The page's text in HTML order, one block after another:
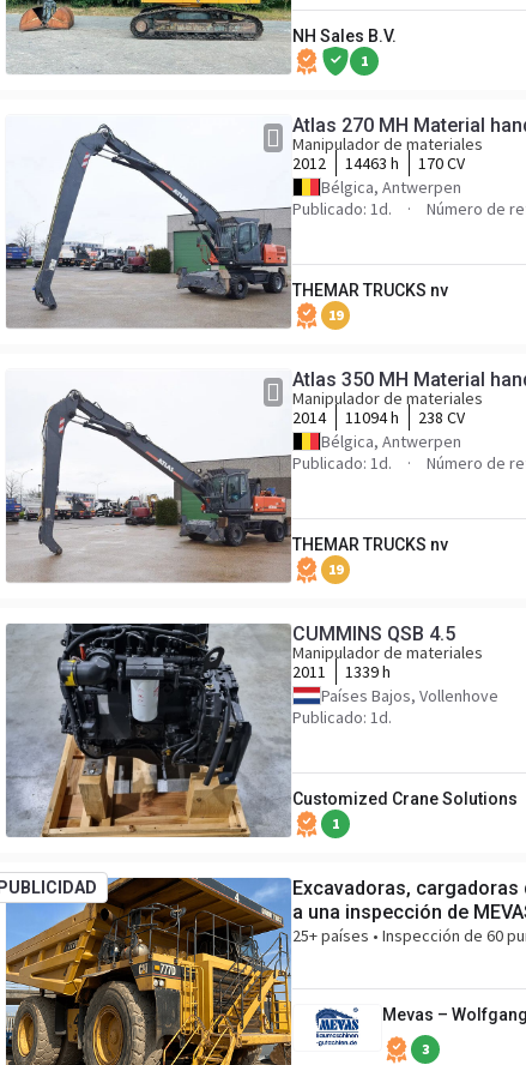
NH Sales B.V.
1
Atlas 270 MH Material
Manipulador de materiales
2012
14463 h
170 CV
Bélgica, Antwerpen
Publicado: 1d.
Número de
THEMAR TRUCKS nv
19
Atlas 350 MH Material
Manipulador de materiales
2014
11094 h
238 CV
Bélgica, Antwerpen
Publicado: 1d.
Número de
THEMAR TRUCKS nv
19
CUMMINS QSB 4.5
Manipulador de materiales
2011
1339 h
Países Bajos, Vollenhove
Publicado: 1d.
Customized Crane Solutions
1
PUBLICIDAD
Excavadoras,
a una inspección de
25+ países • Inspección de 60
Mevas –
3